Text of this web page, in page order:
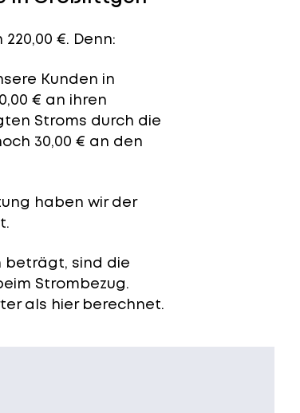
€. Denn:
Kunden in
€ an ihren
Stroms durch die
30,00 € an den
haben wir der
beträgt, sind die
Strombezug.
als hier berechnet.